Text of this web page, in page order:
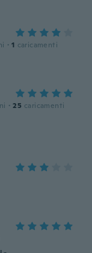
· 1 caricamenti
· 25 caricamenti